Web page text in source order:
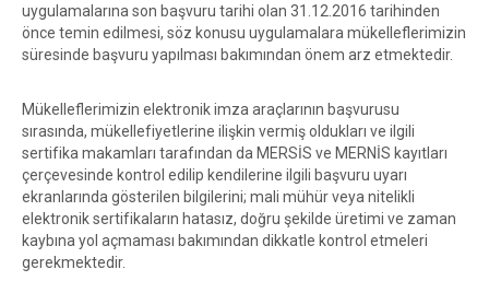
uygulamalarına son başvuru tarihi olan 31.12.2016 tarihinden
önce temin edilmesi, söz konusu uygulamalara mükelleflerimizin
süresinde başvuru yapılması bakımından önem arz etmektedir.
Mükelleflerimizin elektronik imza araçlarının başvurusu
sırasında, mükellefiyetlerine ilişkin vermiş oldukları ve ilgili
sertifika makamları tarafından da MERSİS ve MERNİS kayıtları
çerçevesinde kontrol edilip kendilerine ilgili başvuru uyarı
ekranlarında gösterilen bilgilerini; mali mühür veya nitelikli
elektronik sertifikaların hatasız, doğru şekilde üretimi ve zaman
kaybına yol açmaması bakımından dikkatle kontrol etmeleri
gerekmektedir.